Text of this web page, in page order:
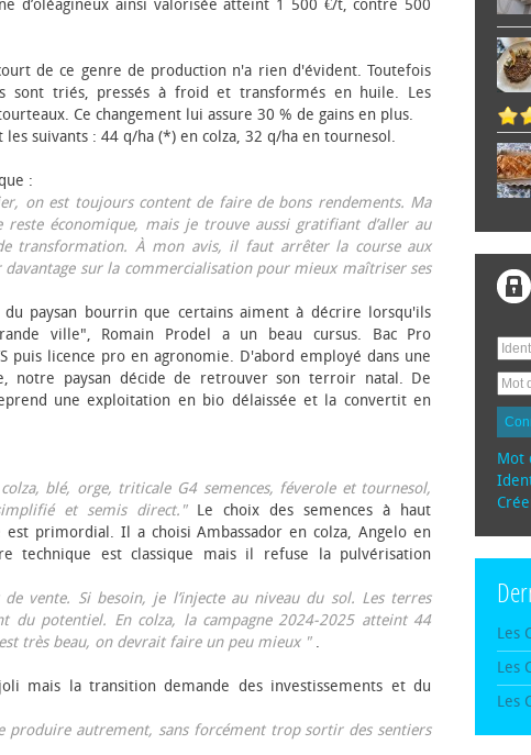
d’oléagineux ainsi valorisée atteint 1 500 €/t, contre 500
de ce genre de production n'a rien d'évident. Toutefois
sont triés, pressés à froid et transformés en huile. Les
Ce changement lui assure 30 % de gains en plus.
les suivants : 44 q/ha (*) en colza, 32 q/ha en tournesol.
:
on est toujours content de faire de bons rendements. Ma
économique, mais je trouve aussi gratifiant d’aller au
transformation. À mon avis, il faut arrêter la course aux
sur la commercialisation pour mieux maîtriser ses
paysan bourrin que certains aiment à décrire lorsqu'ils
ville", Romain Prodel a un beau cursus. Bac Pro
puis licence pro en agronomie. D'abord employé dans une
notre paysan décide de retrouver son terroir natal. De
une exploitation en bio délaissée et la convertit en
blé, orge, triticale G4 semences, féverole et tournesol,
et semis direct."Le choix des semences à haut
primordial. Il a choisi Ambassador en colza, Angelo en
technique est classique mais il refuse la pulvérisation
de vente. Si besoin, je l’injecte au niveau du sol. Les terres
du potentiel. En colza, la campagne 2024-2025 atteint 44
très beau, on devrait faire un peu mieux ".
mais la transition demande des investissements et du
produire autrement, sans forcément trop sortir des sentiers
Mot
Les
Les
Les